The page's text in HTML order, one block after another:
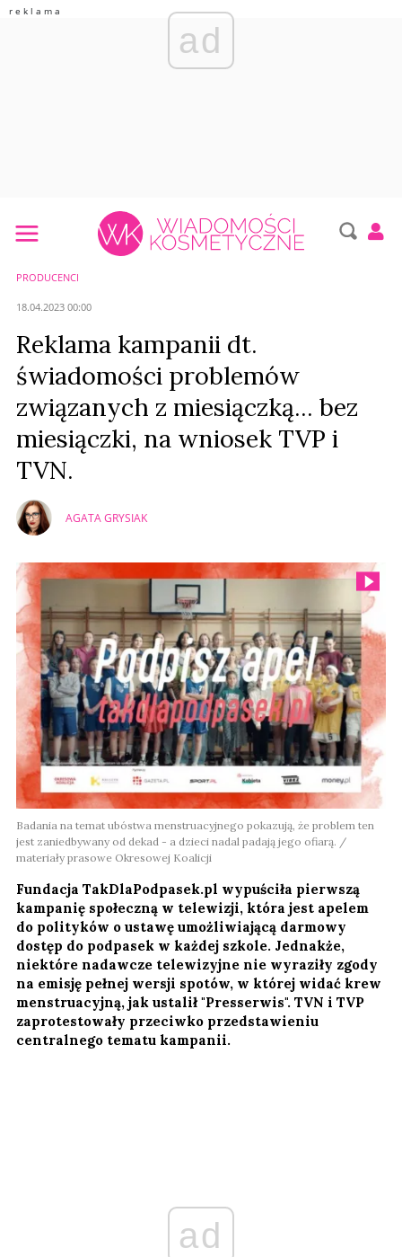
ad
PRODUCENCI
18.04.2023 00:00
Reklama kampanii dt.
świadomości problemów
związanych z miesiączką... bez
miesiączki, na wniosek TVP i
TVN.
AGATA GRYSIAK
Badania na temat ubóstwa menstruacyjnego pokazują, że problem ten
jest zaniedbywany od dekad - a dzieci nadal padają jego ofiarą. /
materiały prasowe Okresowej Koalicji
Fundacja TakDlaPodpasek.pl wypuściła pierwszą
kampanię społeczną w telewizji, która jest apelem
do polityków o ustawę umożliwiającą darmowy
dostęp do podpasek w każdej szkole. Jednakże,
niektóre nadawcze telewizyjne nie wyraziły zgody
na emisję pełnej wersji spotów, w której widać krew
menstruacyjną, jak ustalił "Presserwis". TVN i TVP
zaprotestowały przeciwko przedstawieniu
centralnego tematu kampanii.
ad